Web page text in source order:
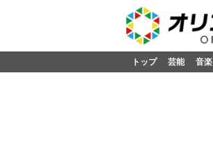
トップ 芸能 音楽